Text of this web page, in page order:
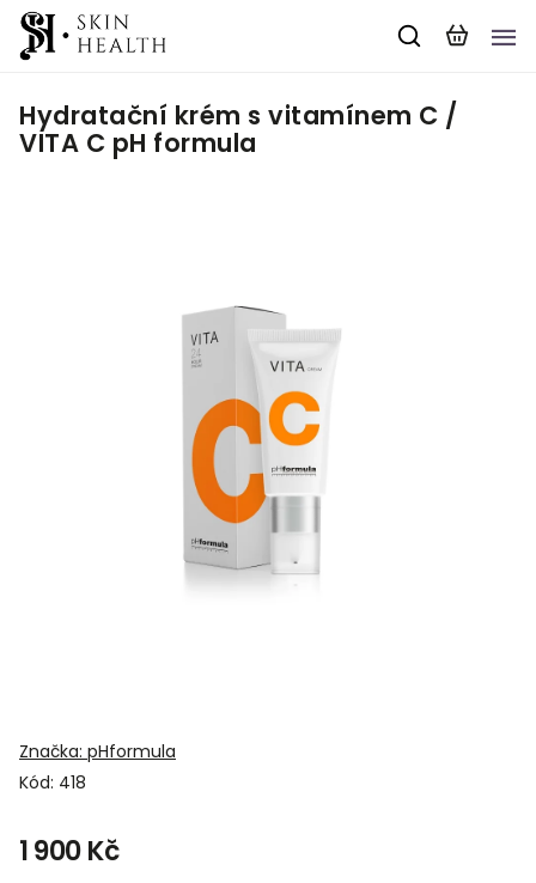
Hydratační krém s vitamínem C /
VITA C pH formula
Kód: 418
Značka: pHformula
1 900 Kč